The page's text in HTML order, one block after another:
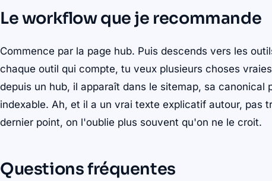
Le workflow que je recommande
Commence par la page hub. Puis descends vers les
chaque outil qui compte, tu veux plusieurs choses
depuis un hub, il apparaît dans le sitemap, sa canonical
indexable. Ah, et il a un vrai texte explicatif autour, pas
dernier point, on l'oublie plus souvent qu'on ne le croit.
Questions fréquentes